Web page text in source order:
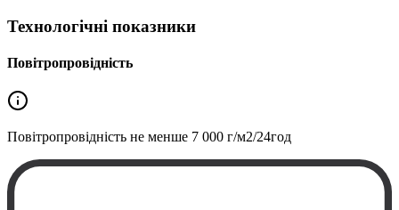
Технологічні показники
Повітропровідність
Повітропровідність не менше 7 000 г/м2/24год